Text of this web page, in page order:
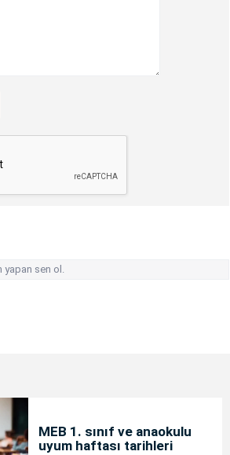
sen ol.
MEB 1. sınıf ve anaokulu
uyum haftası tarihleri